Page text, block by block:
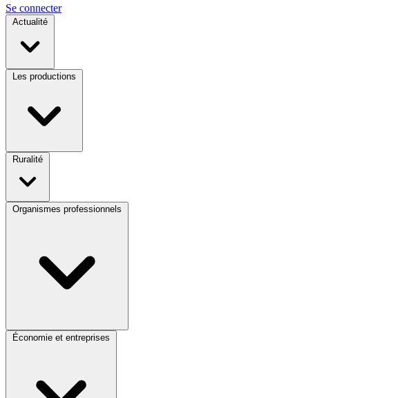
Se connecter
Actualité
Les productions
Ruralité
Organismes professionnels
Économie et entreprises